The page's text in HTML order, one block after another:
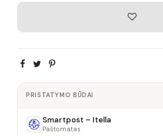
PRISTATYMO BŪDAI
Smartpost – Itella
Paštomatas